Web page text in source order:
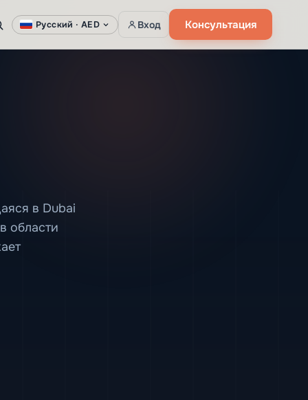
Русский · AED Вход Консультация
в Dubai
области